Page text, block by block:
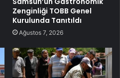
Zenginliği TOBB Genel
Kurulunda Tanıtıldı
Ağustos 7, 2026